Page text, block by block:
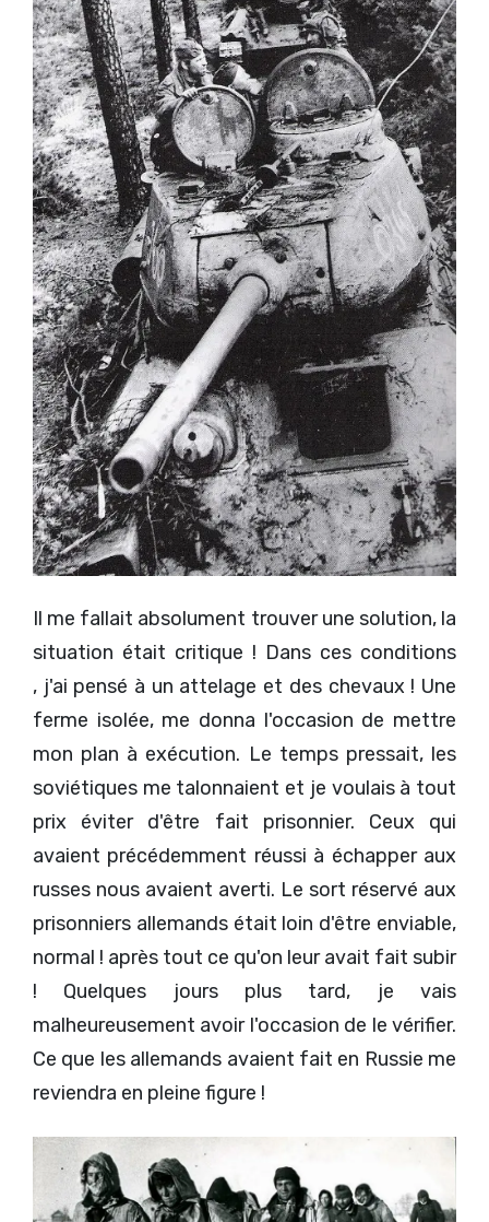
Il me fallait absolument trouver une solution, la
situation était critique ! Dans ces conditions
, j'ai pensé à un attelage et des chevaux ! Une
ferme isolée, me donna l'occasion de mettre
mon plan à exécution. Le temps pressait, les
soviétiques me talonnaient et je voulais à tout
prix éviter d'être fait prisonnier. Ceux qui
avaient précédemment réussi à échapper aux
russes nous avaient averti. Le sort réservé aux
prisonniers allemands était loin d'être enviable,
normal ! après tout ce qu'on leur avait fait subir
! Quelques jours plus tard, je vais
malheureusement avoir l'occasion de le vérifier.
Ce que les allemands avaient fait en Russie me
reviendra en pleine figure !